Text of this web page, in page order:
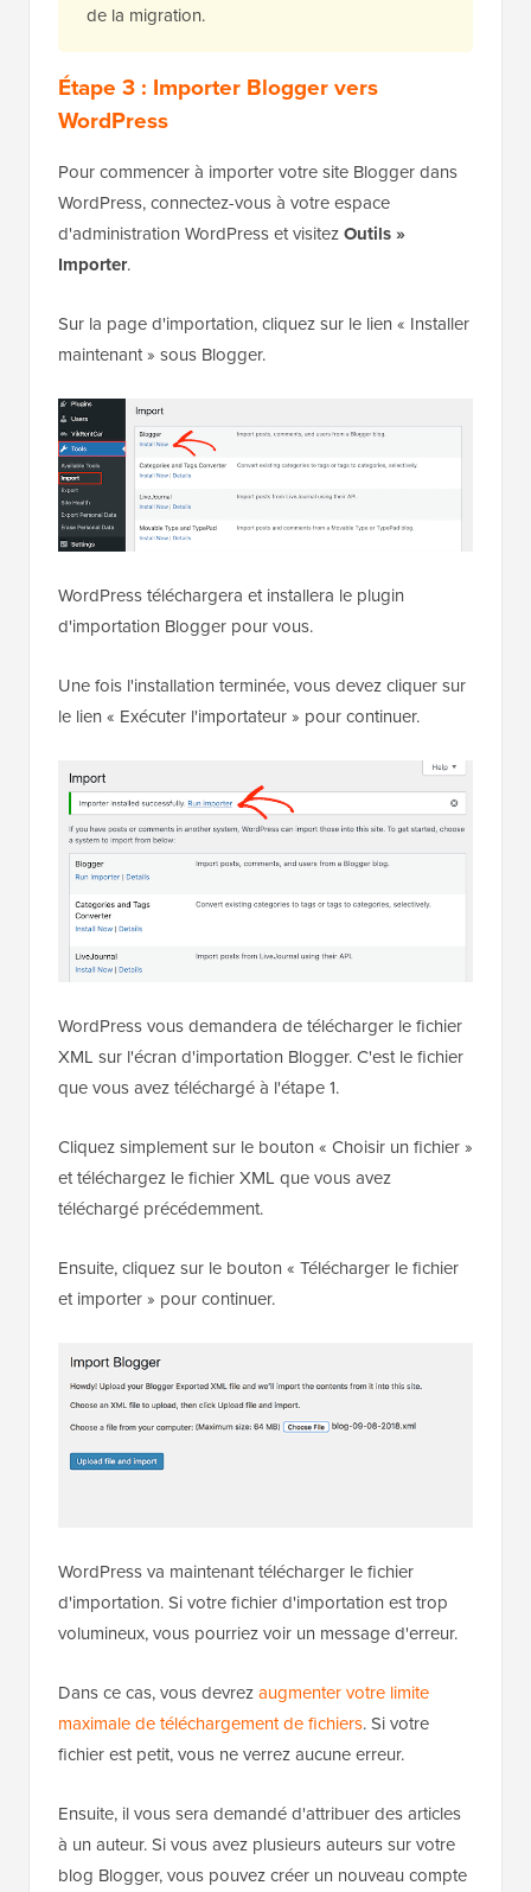
de la migration.
Étape 3 : Importer Blogger vers
WordPress
Pour commencer à importer votre site Blogger dans
WordPress, connectez-vous à votre espace
d'administration WordPress et visitezOutils »
Importer.
Sur la page d'importation, cliquez sur le lien « Installer
maintenant » sous Blogger.
WordPress téléchargera et installera le plugin
d'importation Blogger pour vous.
Une fois l'installation terminée, vous devez cliquer sur
le lien « Exécuter l'importateur » pour continuer.
WordPress vous demandera de télécharger le fichier
XML sur l'écran d'importation Blogger. C'est le fichier
que vous avez téléchargé à l'étape 1.
Cliquez simplement sur le bouton « Choisir un fichier »
et téléchargez le fichier XML que vous avez
téléchargé précédemment.
Ensuite, cliquez sur le bouton « Télécharger le fichier
et importer » pour continuer.
WordPress va maintenant télécharger le fichier
d'importation. Si votre fichier d'importation est trop
volumineux, vous pourriez voir un message d'erreur.
Dans ce cas, vous devrezaugmenter votre limite
maximale de téléchargement de fichiers. Si votre
fichier est petit, vous ne verrez aucune erreur.
Ensuite, il vous sera demandé d'attribuer des articles
à un auteur. Si vous avez plusieurs auteurs sur votre
blog Blogger, vous pouvez créer un nouveau compte